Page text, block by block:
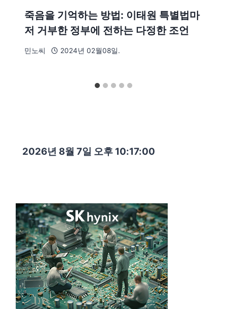
죽음을 기억하는 방법: 이태원 특별법마
저 거부한 정부에 전하는 다정한 조언
민노씨 2024년 02월08일.
2026년 8월 7일 오후 10:17:00